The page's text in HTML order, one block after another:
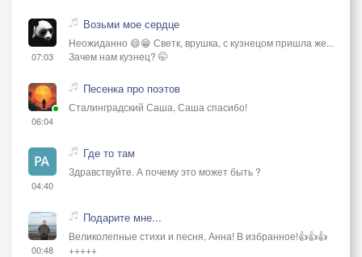
07:03
Возьми мое сердце
Неожиданно 😄😁 Светк, врушка, с кузнецом пришла же...
Зачем нам кузнец? 🤭
06:04
Песенка про поэтов
Сталинградский Саша, Саша спасибо!
04:40
Где то там
Здравствуйте. А почему это может быть ?
00:48
Подарите мне...
Великолепные стихи и песня, Анна! В избранное!👍👍👍
+++++